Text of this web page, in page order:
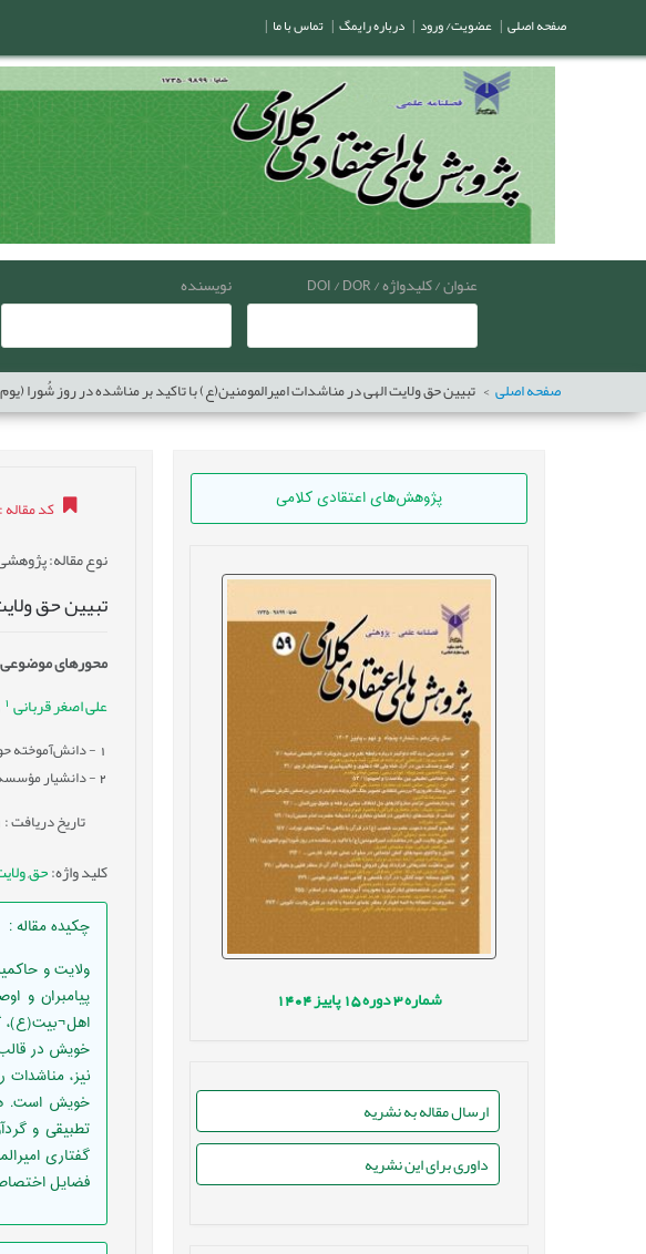
عنوان / کلیدواژه / DOI / DOR نویسنده
صفحه اصلی تبیین حق ولایت الهی در مناشدات امیرالمومنین(ع) با تاکید بر مناشده در روز شُورا
پژوهش‌های اعتقادی کلامی
شماره3 دوره15 پاییز1404
ارسال مقاله به نشریه
داوری برای این نشریه
کد مقاله: kalam-51291
نوع مقاله:
تبیین حق
محورهای موضوعی
علی اصغر قربانی 1
1 - دانش‌آموخته
2- دانشیار
تاریخ دریافت : 1403/04/29
کلید واژه:حق,
چکیده مقاله:
ولایت و
پیامبران و
اهل¬بیت(ع)،
خویش در قالب
نیز،
خویش است.
تطبیقی و
گفتاری
فضایل
صفحه اصلی | عضویت/ ورود | درباره رایمگ | تماس با ما |